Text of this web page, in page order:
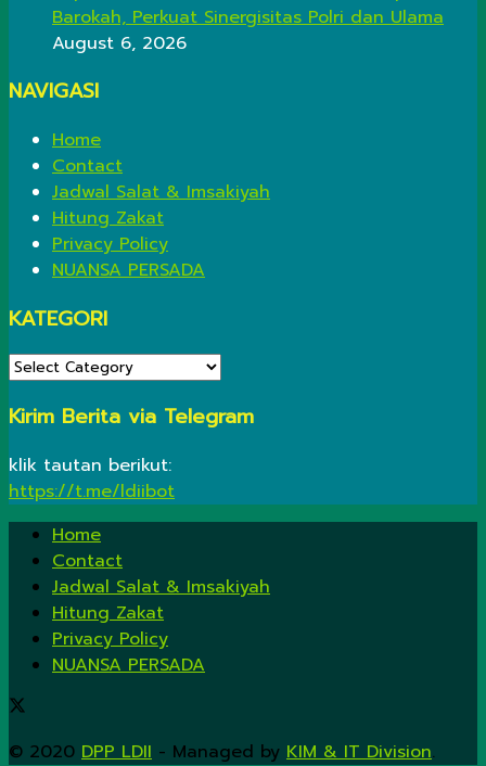
Barokah, Perkuat Sinergisitas Polri dan Ulama
August 6, 2026
NAVIGASI
Home
Contact
Jadwal Salat & Imsakiyah
Hitung Zakat
Privacy Policy
NUANSA PERSADA
KATEGORI
KATEGORI
Kirim Berita via Telegram
klik tautan berikut:
https://t.me/ldiibot
Home
Contact
Jadwal Salat & Imsakiyah
Hitung Zakat
Privacy Policy
NUANSA PERSADA
© 2020 DPP LDII - Managed by KIM & IT Division.